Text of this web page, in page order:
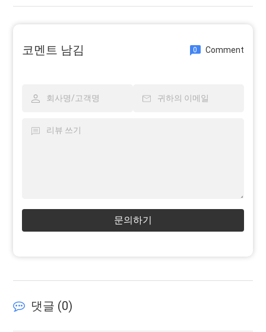
코멘트 남김 0 Comment
문의하기
댓글 (0)